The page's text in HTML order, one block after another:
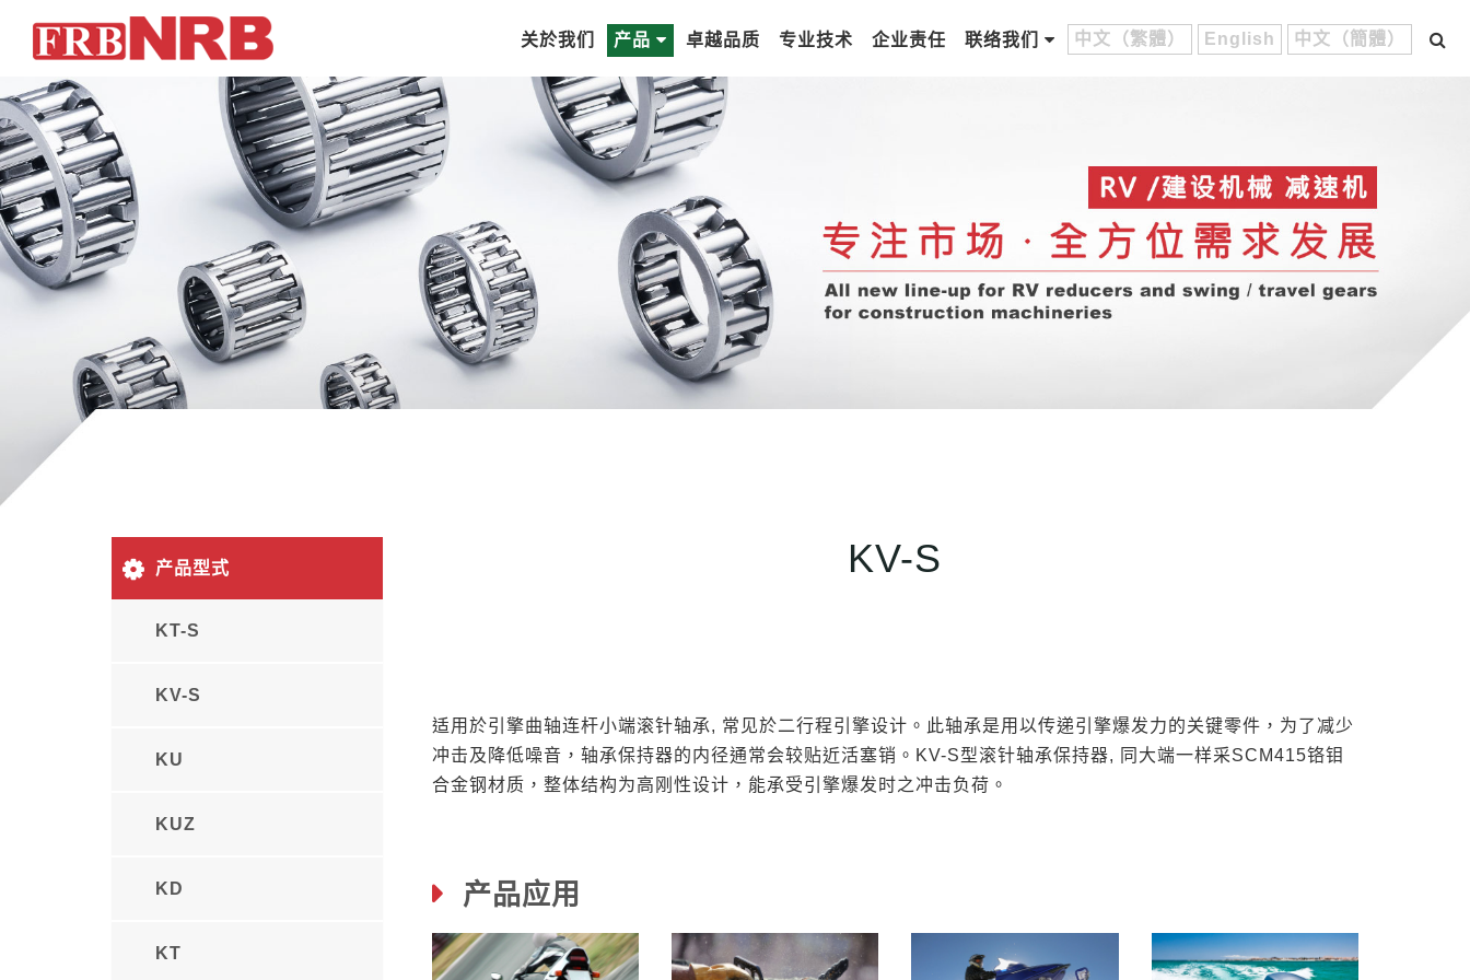
关於我们 产品 卓越品质 专业技术 企业责任 联络我们 中文（繁體） English 中文（簡體）
产品型式
KT-S
KV-S
KU
KUZ
KD
KT
KV-S
适用於引擎曲轴连杆小端滚针轴承, 常见於二行程引擎设计。此轴承是用以传递引擎爆发力的关键零件，为了减少
冲击及降低噪音，轴承保持器的内径通常会较贴近活塞销。KV-S型滚针轴承保持器, 同大端一样采SCM415铬钼
合金钢材质，整体结构为高刚性设计，能承受引擎爆发时之冲击负荷。
产品应用